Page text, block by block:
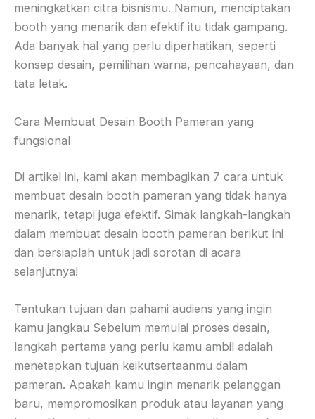
meningkatkan citra bisnismu. Namun, menciptakan
booth yang menarik dan efektif itu tidak gampang.
Ada banyak hal yang perlu diperhatikan, seperti
konsep desain, pemilihan warna, pencahayaan, dan
tata letak.
Cara Membuat Desain Booth Pameran yang
fungsional
Di artikel ini, kami akan membagikan 7 cara untuk
membuat desain booth pameran yang tidak hanya
menarik, tetapi juga efektif. Simak langkah-langkah
dalam membuat desain booth pameran berikut ini
dan bersiaplah untuk jadi sorotan di acara
selanjutnya!
Tentukan tujuan dan pahami audiens yang ingin
kamu jangkau Sebelum memulai proses desain,
langkah pertama yang perlu kamu ambil adalah
menetapkan tujuan keikutsertaanmu dalam
pameran. Apakah kamu ingin menarik pelanggan
baru, mempromosikan produk atau layanan yang